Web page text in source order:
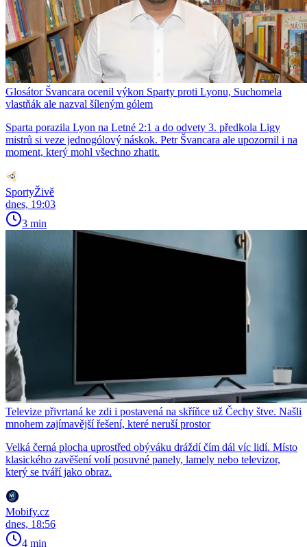
Glosátor Švancara ocenil výkon Sparty proti Lyonu, Suchomela
vlastňák ale nazval šíleným gólem
Sparta porazila Lyon na Letné 2:1 a do odvety 3. předkola Ligy
mistrů si veze jednogólový náskok. Petr Švancara ale upozornil i na
moment, který mohl všechno zhatit.
SportyŽivě
dnes, 19:03
3 min
Televize přivrtaná ke zdi i postavená na skříňce už Čechy štve. Našli
mnohem zajímavější řešení, které neruší prostor
Velká černá plocha uprostřed obýváku dráždí čím dál víc lidí. Místo
klasického zavěšení volí posuvné panely, lamely nebo televizor,
který se tváří jako obraz.
Mobify.cz
dnes, 18:56
4 min